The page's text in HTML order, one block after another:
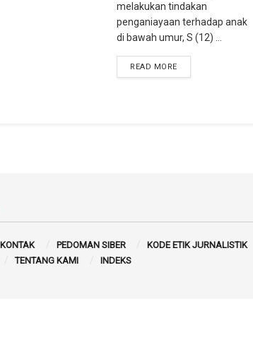
melakukan tindakan
penganiayaan terhadap anak
di bawah umur, S (12) ...
READ MORE
KONTAK PEDOMAN SIBER
KODE ETIK JURNALISTIK
TENTANG KAMI INDEKS